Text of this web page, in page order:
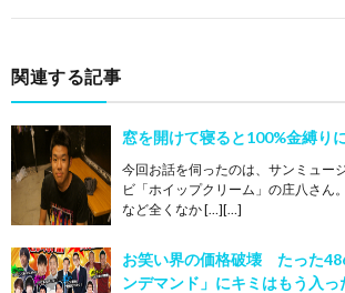
関連する記事
窓を開けて寝ると100%金縛り
今回お話を伺ったのは、サンミュー
ビ「ホイップクリーム」の庄八さん
など全くなか […][…]
お笑い界の価格破壊 たった
ンデマンド」にキミはもう入っ